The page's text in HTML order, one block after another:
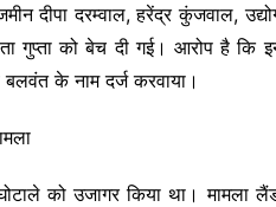
दीपा दरम्वाल, हरेंद्र कुंजवाल,
गुप्ता को बेच दी गई। आरोप है कि
के नाम दर्ज करवाया।
को उजागर किया था। मामला